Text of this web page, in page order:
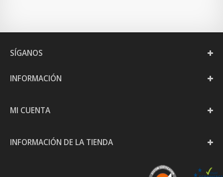
SÍGANOS
INFORMACIÓN
MI CUENTA
INFORMACIÓN DE LA TIENDA